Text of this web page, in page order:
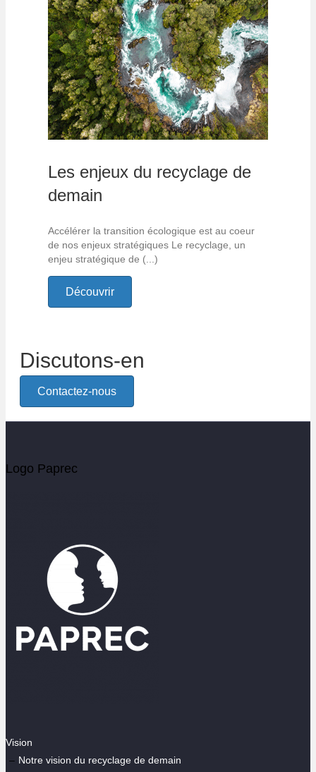
Les enjeux du recyclage de
demain
Accélérer la transition écologique est au coeur
de nos enjeux stratégiques Le recyclage, un
enjeu stratégique de (...)
Découvrir
Discutons-en
Contactez-nous
Logo Paprec
Vision
Notre vision du recyclage de demain